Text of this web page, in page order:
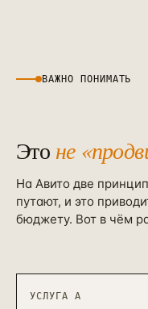
ВАЖНО ПОНИМАТЬ
Это не
На Авито две
путают, и это
бюджету. Вот в чём
УСЛУГА А